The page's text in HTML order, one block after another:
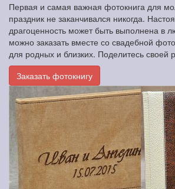
Первая и самая важная фотокнига для
праздник не заканчивался никогда.
драгоценность может быть выполнена в
можно заказать вместе со свадебной
для родных и близких. Поделитесь своей
Заказать фотокнигу